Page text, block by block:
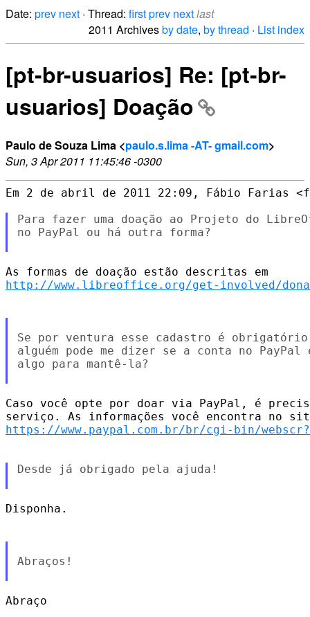
Date: prev next · Thread: firstprev nextlast
2011 Archivesby date, by thread · List index
[pt-br-usuarios] Re: [pt-br-
usuarios] Doação
Paulo de Souza Lima <paulo.s.lima -AT- gmail.com>
Sun, 3 Apr 2011 11:45:46 -0300
Em 2 de abril de 2011 22:09, Fábio Farias
Para fazer uma doação ao Projeto do
no PayPal ou há outra forma?
http://www.libreoffice.org/get-involved/
Se por ventura esse cadastro é
alguém pode me dizer se a conta no
algo para mantê-la?
Caso você opte por doar via PayPal, é
https://www.paypal.com.br/br/cgi-bin/
Desde já obrigado pela ajuda!
Disponha.
Abraços!
Abraço